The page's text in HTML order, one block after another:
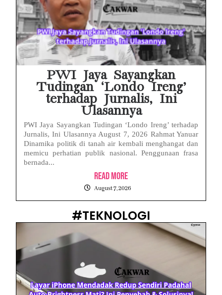
PWI Jaya Sayangkan
Tudingan ‘Londo Ireng’
terhadap Jurnalis, Ini
Ulasannya
PWI Jaya Sayangkan Tudingan ‘Londo Ireng’ terhadap
Jurnalis, Ini Ulasannya August 7, 2026 Rahmat Yanuar
Dinamika politik di tanah air kembali menghangat dan
memicu perhatian publik nasional. Penggunaan frasa
bernada...
Read More
August 7, 2026
#TEKNOLOGI